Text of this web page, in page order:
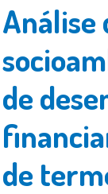
Análise
de
de